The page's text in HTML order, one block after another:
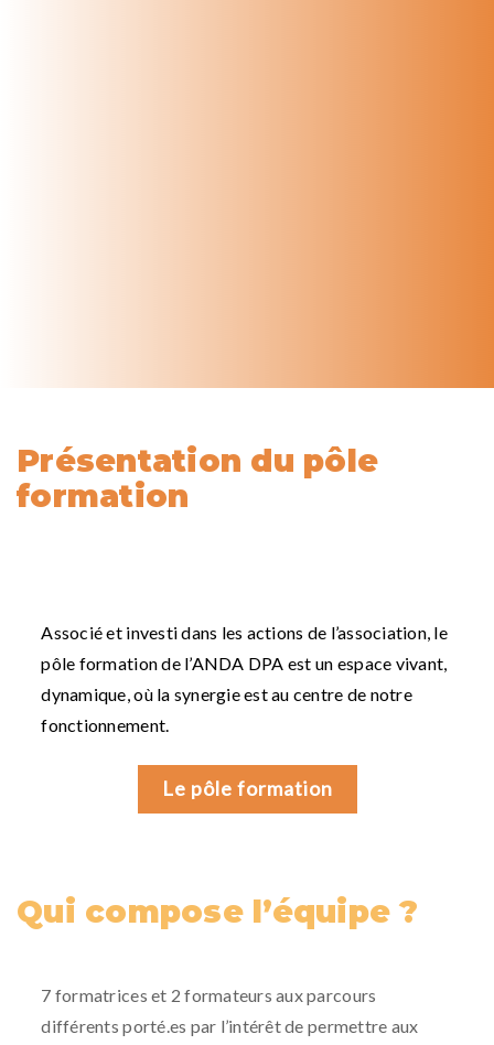
Présentation du pôle
formation
Associé et investi dans les actions de l’association, le
pôle formation de l’ANDA DPA est un espace vivant,
dynamique, où la synergie est au centre de notre
fonctionnement.
Le pôle formation
Qui compose l’équipe ?
7 formatrices et 2 formateurs aux parcours
différents porté.es par l’intérêt de permettre aux